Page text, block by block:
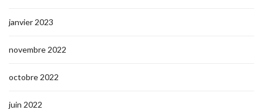
janvier 2023
novembre 2022
octobre 2022
juin 2022